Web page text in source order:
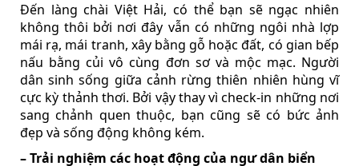
Đến làng chài Việt Hải, có thể bạn sẽ ngạc nhiên
không thôi bởi nơi đây vẫn có những ngôi nhà lợp
mái rạ, mái tranh, xây bằng gỗ hoặc đất, có gian bếp
nấu bằng củi vô cùng đơn sơ và mộc mạc. Người
dân sinh sống giữa cảnh rừng thiên nhiên hùng vĩ
cực kỳ thảnh thơi. Bởi vậy thay vì check-in những nơi
sang chảnh quen thuộc, bạn cũng sẽ có bức ảnh
đẹp và sống động không kém.
– Trải nghiệm các hoạt động của ngư dân biển